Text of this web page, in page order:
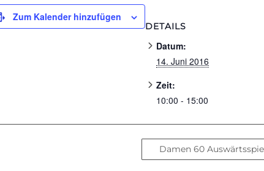
Zum Kalender hinzufügen
DETAILS
Datum:
14. Juni 2016
Zeit:
10:00 - 15:00
Damen 60